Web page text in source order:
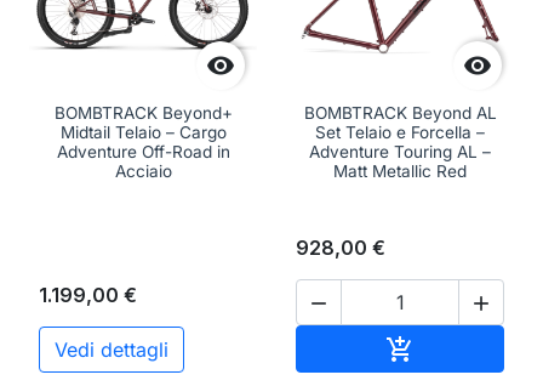

BOMBTRACK Beyond+
Midtail Telaio – Cargo
Adventure Off-Road in
Acciaio
1.199,00 €
Vedi dettagli

BOMBTRACK Beyond AL
Set Telaio e Forcella –
Adventure Touring AL –
Matt Metallic Red
928,00 €
 
